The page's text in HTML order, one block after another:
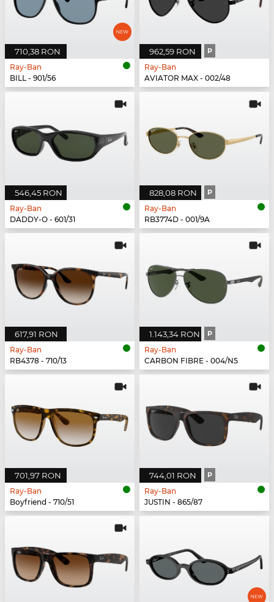
710,38 RON
Ray-Ban
BILL - 901/56
962,59 RON P
Ray-Ban
AVIATOR MAX - 002/48
546,45 RON
Ray-Ban
DADDY-O - 601/31
828,08 RON P
Ray-Ban
RB3774D - 001/9A
617,91 RON
Ray-Ban
RB4378 - 710/13
1.143,34 RON P
Ray-Ban
CARBON FIBRE - 004/N5
701,97 RON
Ray-Ban
Boyfriend - 710/51
744,01 RON P
Ray-Ban
JUSTIN - 865/87